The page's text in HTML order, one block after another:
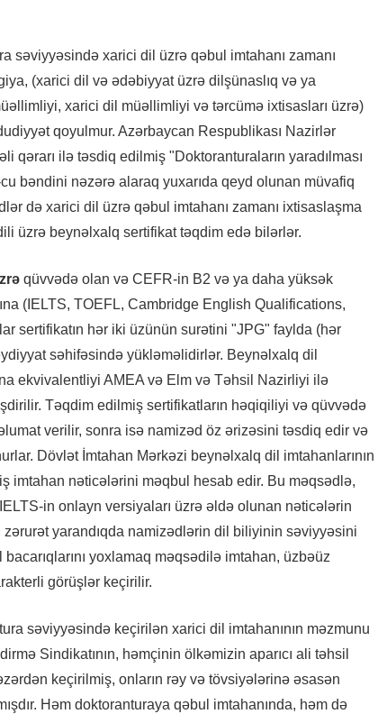
səviyyəsində xarici dil üzrə qəbul imtahanı zamanı
(xarici dil və ədəbiyyat üzrə dilşünaslıq və ya
xarici dil müəllimliyi və tərcümə ixtisasları üzrə)
qoyulmur. Azərbaycan Respublikası Nazirlər
qərarı ilə təsdiq edilmiş "Doktoranturaların yaradılması
bəndini nəzərə alaraq yuxarıda qeyd olunan müvafiq
də xarici dil üzrə qəbul imtahanı zamanı ixtisaslaşma
üzrə beynəlxalq sertifikat təqdim edə bilərlər.
qüvvədə olan və CEFR-in B2 və ya daha yüksək
(IELTS, TOEFL, Cambridge English Qualifications,
sertifikatın hər iki üzünün surətini "JPG" faylda (hər
səhifəsində yükləməlidirlər. Beynəlxalq dil
ekvivalentliyi AMEA və Elm və Təhsil Nazirliyi ilə
Təqdim edilmiş sertifikatların həqiqiliyi və qüvvədə
verilir, sonra isə namizəd öz ərizəsini təsdiq edir və
Dövlət İmtahan Mərkəzi beynəlxalq dil imtahanlarının
imtahan nəticələrini məqbul hesab edir. Bu məqsədlə,
in onlayn versiyaları üzrə əldə olunan nəticələrin
zərurət yarandıqda namizədlərin dil biliyinin səviyyəsini
yoxlamaq məqsədilə imtahan, üzbəüz
görüşlər keçirilir.
səviyyəsində keçirilən xarici dil imtahanının məzmunu
Sindikatının, həmçinin ölkəmizin aparıcı ali təhsil
keçirilmiş, onların rəy və tövsiyələrinə əsasən
Həm doktoranturaya qəbul imtahanında, həm də